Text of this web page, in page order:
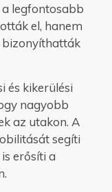
legfontosabb
el, hanem
bizonyíthatták
és kikerülési
nagyobb
az utakon. A
segíti
erősíti a